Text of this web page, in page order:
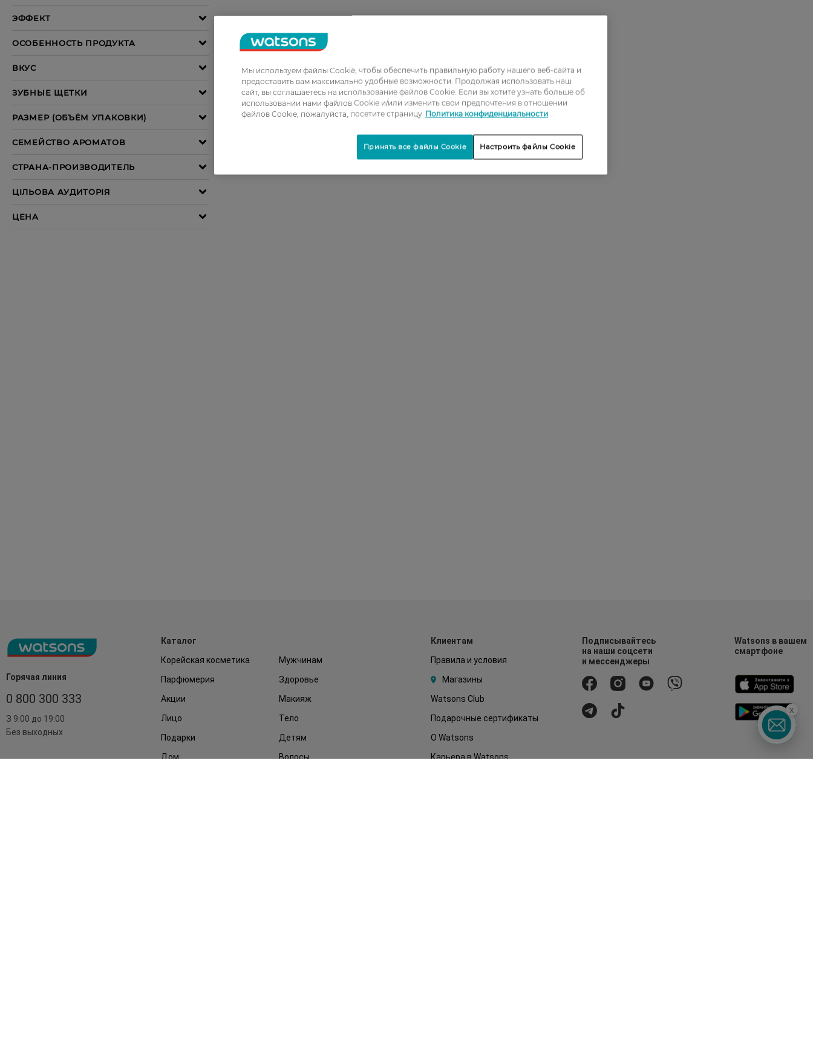
Горячая линия
0 800 300 333
З 9:00 до 19:00
Без выходных
Каталог
Корейская косметика
Мужчинам
Парфюмерия
Здоровье
Акции
Макияж
Лицо
Тело
Подарки
Детям
Дом
Волосы
Клиентам
Правила и условия
Магазины
Watsons Club
Подарочные сертификаты
О Watsons
Карьера в Watsons
Подписывайтесь
на наши соцсети
и мессенджеры
Watsons в вашем
смартфоне
x
Мы используем файлы Cookie, чтобы обеспечить правильную работу нашего веб-сайта и
предоставить вам максимально удобные возможности. Продолжая использовать наш
сайт, вы соглашаетесь на использование файлов Cookie. Если вы хотите узнать больше об
использовании нами файлов Cookie и/или изменить свои предпочтения в отношении
файлов Cookie, пожалуйста, посетите страницу Политика конфиденциальности
Настроить файлы Cookie
Принять все файлы Cookie